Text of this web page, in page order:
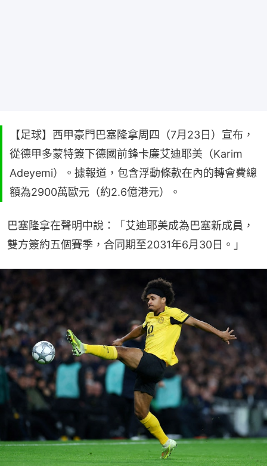
【足球】西甲豪門巴塞隆拿周四（7月23日）宣布，
從德甲多蒙特簽下德國前鋒卡廉艾迪耶美（Karim
Adeyemi）。據報道，包含浮動條款在內的轉會費總
額為2900萬歐元（約2.6億港元）。
巴塞隆拿在聲明中說：「艾迪耶美成為巴塞新成員，
雙方簽約五個賽季，合同期至2031年6月30日。」